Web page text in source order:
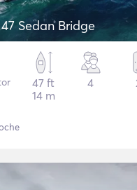
Sedan Bridge
47 ft
14 m
4